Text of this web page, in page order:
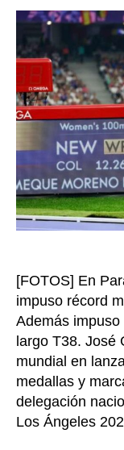
entrada
[FOTOS] En
impuso récord
Además
largo T38. José
mundial en
medallas y
delegación
Los Ángeles